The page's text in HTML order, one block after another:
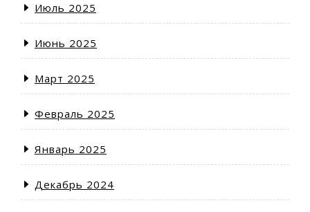
Июль 2025
Июнь 2025
Март 2025
Февраль 2025
Январь 2025
Декабрь 2024